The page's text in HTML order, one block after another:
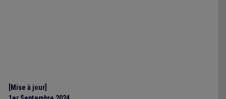
[Mise à jour]